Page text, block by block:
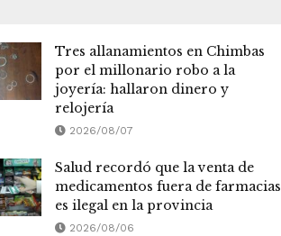
Tres allanamientos en Chimbas
por el millonario robo a la
joyería: hallaron dinero y
relojería
2026/08/07
Salud recordó que la venta de
medicamentos fuera de farmacias
es ilegal en la provincia
2026/08/06